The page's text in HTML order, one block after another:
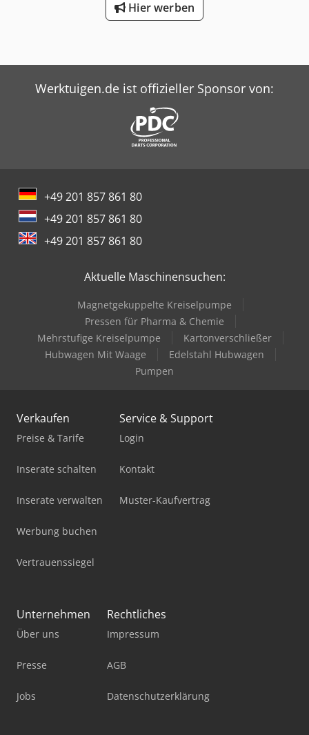
Hier werben
Werktuigen.de ist offizieller Sponsor von:
+49 201 857 861 80
+49 201 857 861 80
+49 201 857 861 80
Aktuelle Maschinensuchen:
Magnetgekuppelte Kreiselpumpe
Pressen für Pharma & Chemie
Mehrstufige Kreiselpumpe
Kartonverschließer
Hubwagen Mit Waage
Edelstahl Hubwagen
Pumpen
Verkaufen
Preise & Tarife
Inserate schalten
Inserate verwalten
Werbung buchen
Vertrauenssiegel
Service & Support
Login
Kontakt
Muster-Kaufvertrag
Unternehmen
Über uns
Presse
Jobs
Rechtliches
Impressum
AGB
Datenschutzerklärung